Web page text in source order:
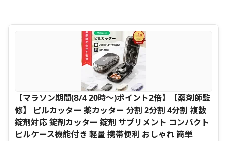
【マラソン期間(8/4 20時～)ポイント2倍】【薬剤師監
修】 ピルカッター 薬カッター 分割 2分割 4分割 複数
錠剤対応 錠剤カッター 錠剤 サプリメント コンパクト
ピルケース機能付き 軽量 携帯便利 おしゃれ 簡単